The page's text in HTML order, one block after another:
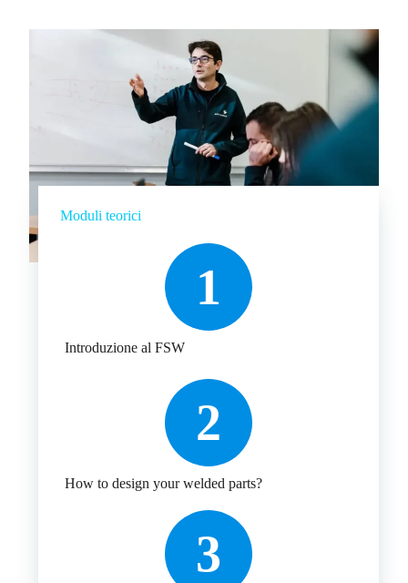
Moduli teorici
1
Introduzione al FSW
2
How to design your welded parts?
3